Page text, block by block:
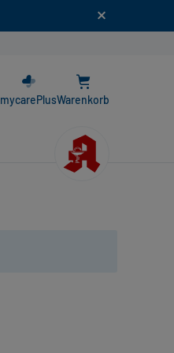
mycarePlusWarenkorb